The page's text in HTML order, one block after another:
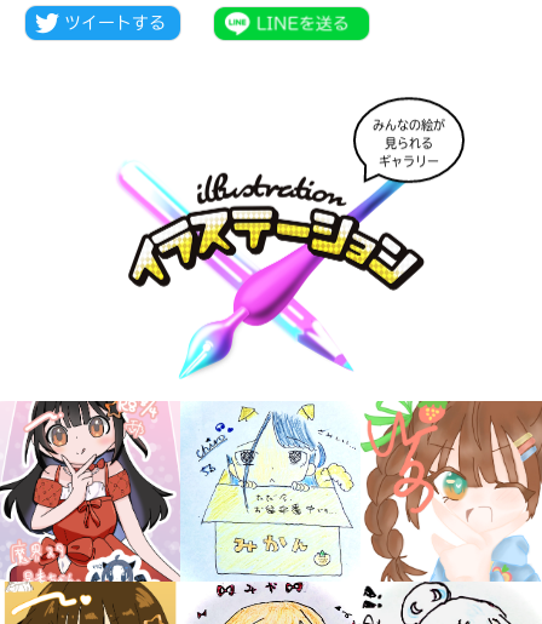
大人気
シリーズに
出会える
みんなの絵が
見られる
ギャラリー